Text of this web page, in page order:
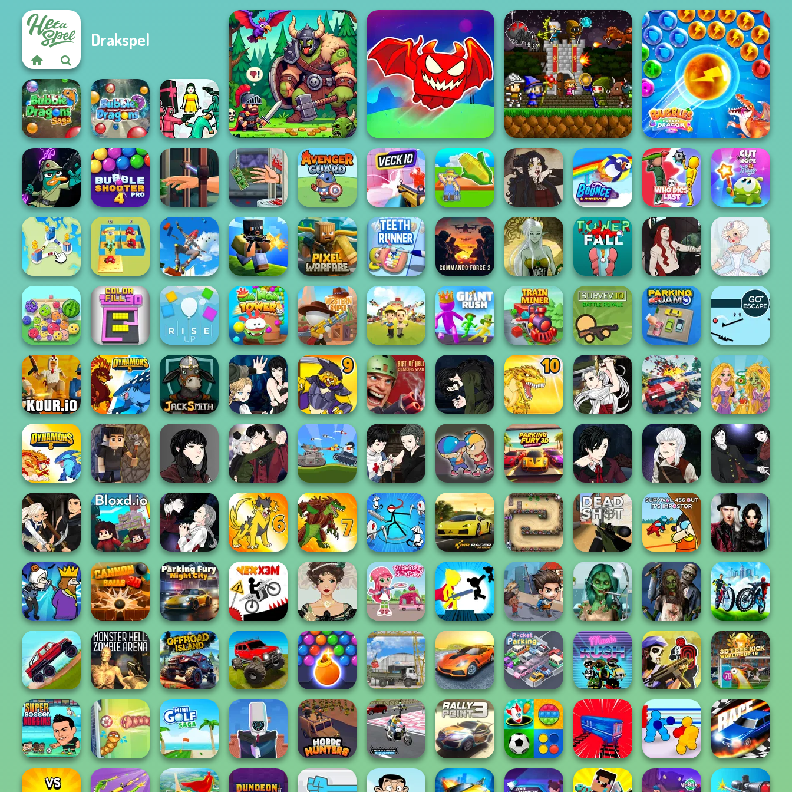
Drakspel
Dragon Hunter
Obby The Legendary
Dragon
Mini Guardians Castle
Defense
Bubbles & Hungry Dragon
Bubble Dragons
Saga
Bubble Dragons
Squid Battle
Simulator
Agent P Rebel
Spy
Bubble Shooter
Pro 4
Hand Me The
Goods
Handless
Millionaire
Avenger Guard Veck.io
My Garden
Journey
Gothic Heroine Bouncemasters Who Dies Last
Cut The Rope
Magic
State Connect
Alphabet Lore
Maze
Only Up 3D
Parkour Go
Ascend
Poxel.io
Minecraft Pixel
Warfare
Teeth Runner
Commando
Force 2
Dark Mage
Creator
Tower Fall
Casual Magic
Maker 2.0
Marie Antoinette
Fruit Party Color Fill 3D Rise Up
Om Nom Tower
3D
Western Sniper Idle Inventor Giant Rush! Train Miner Survev.io Parking Jam Go Escape
Kour.io Dynamons 5 Jacksmith
Manga Creator
Vampire Hunter
P...
Dynamons 9
Rift of Hell:
Demons War
Manga Creator
Vampire Hunter
P...
Dynamons 10
Manga Creator
Vampire Hunter
P...
Carnage Battle
Arena
Rapunzel
Zombie Curse
Dynamons 8 Vectaria.io
Manga Creator
Vampire Hunter
P...
Manga Creator
Vampire Hunter
P...
Battle Of Tank
Steel
Manga Creator
Vampire Hunter
P...
Elevator Fight
Parking Fury 3D:
Beach City 2
Manga Creator
Vampire Hunter
P...
Manga Creator
Vampire Hunter
P...
Manga Creator
Vampire Hunter
P...
Manga Creator
Vampire Hunter
P...
Bloxd.io
Manga Creator
Vampire Hunter
P...
Dynamons 6 Dynamons 7
Stickman Rogue
Online
Mr. Racer Canyon Defence Deadshot.io
Survival 456 But
It Impostor
Twilight
Enchantment
Vampire R...
Murder Cannon Balls 3D
Parking Fury 3D:
Night City
Vex X3M
Belle Époque
Costume Creator
Strawberry
Shortcake
Stickman The
Flash
Last Day On Earth
Survival
Ghoulish To
Gorgeous Cool
Zomb...
Zombie
Romance
City Bike Racing
Champion
Hill Climbing
Mania
Monster Hell:
Zombie Arena
Offroad Island
Offroad Muddy
Trucks
Bubble Shooter
HD 3
The Cargo
Madness Driver
Vertigo City
Pocket Parking Music Rush
Tom Clancy's
Shootout
3D Free Kick
World Cup 18